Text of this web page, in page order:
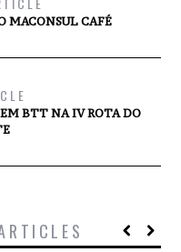
MACONSUL CAFÉ
EM BTT NA IV ROTA DO